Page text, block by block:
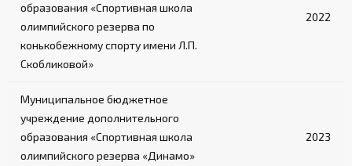
образования «Спортивная школа
олимпийского резерва по
конькобежному спорту имени Л.П.
Скобликовой»
2022
Муниципальное бюджетное
учреждение дополнительного
образования «Спортивная школа
олимпийского резерва «Динамо»
2023